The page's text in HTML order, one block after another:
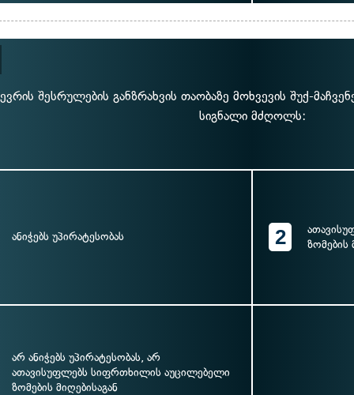
შესრულების განზრახვის თაობაზე მოხვევის შუქ-
სიგნალი მძღოლს:
ანიჭებს უპირატესობას 2
ზომების
არ ანიჭებს უპირატესობას, არ
ათავისუფლებს სიფრთხილის აუცილებელი
ზომების მიღებისაგან